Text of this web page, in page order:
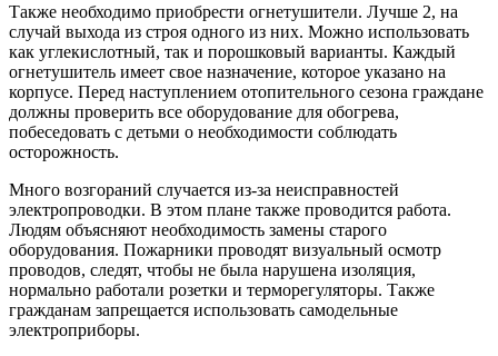
Также необходимо приобрести огнетушители. Лучше 2, на
случай выхода из строя одного из них. Можно использовать
как углекислотный, так и порошковый варианты. Каждый
огнетушитель имеет свое назначение, которое указано на
корпусе. Перед наступлением отопительного сезона граждане
должны проверить все оборудование для обогрева,
побеседовать с детьми о необходимости соблюдать
осторожность.
Много возгораний случается из-за неисправностей
электропроводки. В этом плане также проводится работа.
Людям объясняют необходимость замены старого
оборудования. Пожарники проводят визуальный осмотр
проводов, следят, чтобы не была нарушена изоляция,
нормально работали розетки и терморегуляторы. Также
гражданам запрещается использовать самодельные
электроприборы.